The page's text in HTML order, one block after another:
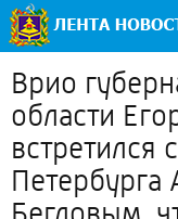
Врио
области
встретился
Петербурга